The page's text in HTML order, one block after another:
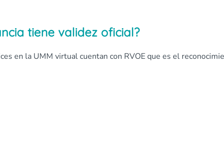
tiene validez oficial?
en la UMM virtual cuentan con RVOE que es el